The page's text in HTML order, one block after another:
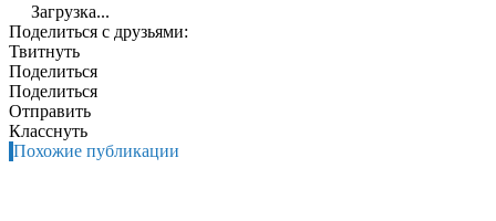
Загрузка...
Поделиться с друзьями:
Твитнуть
Поделиться
Поделиться
Отправить
Класснуть
Похожие публикации